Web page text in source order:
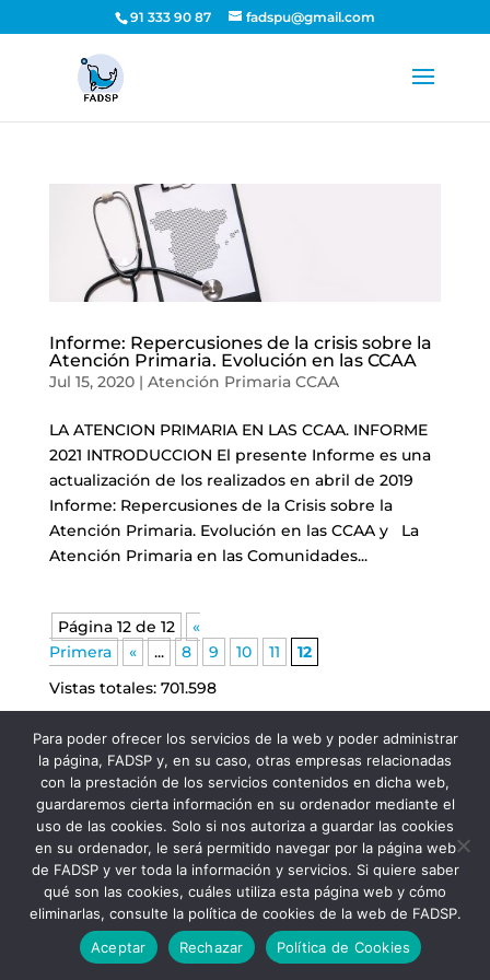
91 333 90 87 fadspu@gmail.com
Informe: Repercusiones de la crisis sobre la
Atención Primaria. Evolución en las CCAA
Jul 15, 2020| Atención Primaria CCAA
LA ATENCION PRIMARIA EN LAS CCAA. INFORME
2021 INTRODUCCION El presente Informe es una
actualización de los realizados en abril de 2019
Informe: Repercusiones de la Crisis sobre la
Atención Primaria. Evolución en las CCAA y La
Atención Primaria en las Comunidades...
Página 12 de 12
«
Primera
« ... 8 9 10 11
12
Vistas totales: 701.598
FADSP · 2023 |Aviso legal |Política de
Privacidad|Política de Cookies
Para poder ofrecer los servicios de la web y poder administrar
la página, FADSP y, en su caso, otras empresas relacionadas
con la prestación de los servicios contenidos en dicha web,
guardaremos cierta información en su ordenador mediante el
uso de las cookies. Solo si nos autoriza a guardar las cookies
en su ordenador, le será permitido navegar por la página web
de FADSP y ver toda la información y servicios. Si quiere saber
qué son las cookies, cuáles utiliza esta página web y cómo
eliminarlas, consulte la política de cookies de la web de FADSP.
Aceptar
Rechazar Política de Cookies